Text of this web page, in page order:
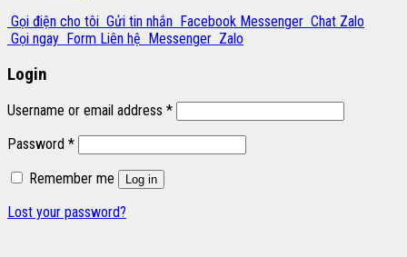
Gọi điện cho tôi Gửi tin nhắn Facebook Messenger Chat Zalo
Gọi ngay Form Liên hệ Messenger Zalo
Login
Username or email address *
Password *
Remember me
Log in
Lost your password?